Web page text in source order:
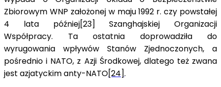
Zbiorowym WNP założonej w maju 1992 r. czy powstałej
4 lata później[23] Szanghajskiej Organizacji
Współpracy. Ta ostatnia doprowadziła do
wyrugowania wpływów Stanów Zjednoczonych, a
pośrednio i NATO, z Azji Środkowej, dlatego też zwana
jest azjatyckim anty-NATO[24].